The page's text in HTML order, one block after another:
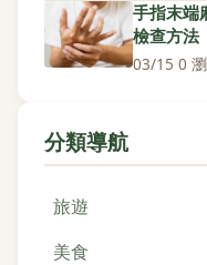
手指末端
檢查方法
03/15·0
分類導航
旅遊
美食